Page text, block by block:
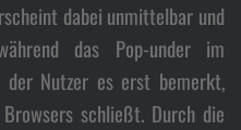
dabei unmittelbar und
das Pop-under im
Nutzer es erst bemerkt,
schließt. Durch die